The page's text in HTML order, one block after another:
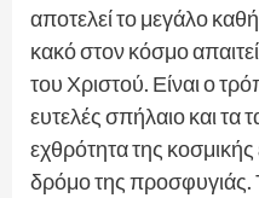
αποτελεί το μεγάλο
κακό στον κόσμο
του Χριστού. Είναι ο
ευτελές σπήλαιο και
εχθρότητα της
δρόμο της προσφυγιάς.